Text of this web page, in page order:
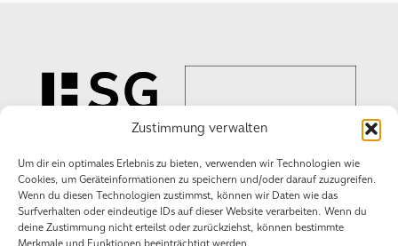
Zustimmung verwalten
Um dir ein optimales Erlebnis zu bieten, verwenden wir Technologien wie
Cookies, um Geräteinformationen zu speichern und/oder darauf zuzugreifen.
Wenn du diesen Technologien zustimmst, können wir Daten wie das
Surfverhalten oder eindeutige IDs auf dieser Website verarbeiten. Wenn du
deine Zustimmung nicht erteilst oder zurückziehst, können bestimmte
Merkmale und Funktionen beeinträchtigt werden.
Wir schaffen
Erlebnisse!